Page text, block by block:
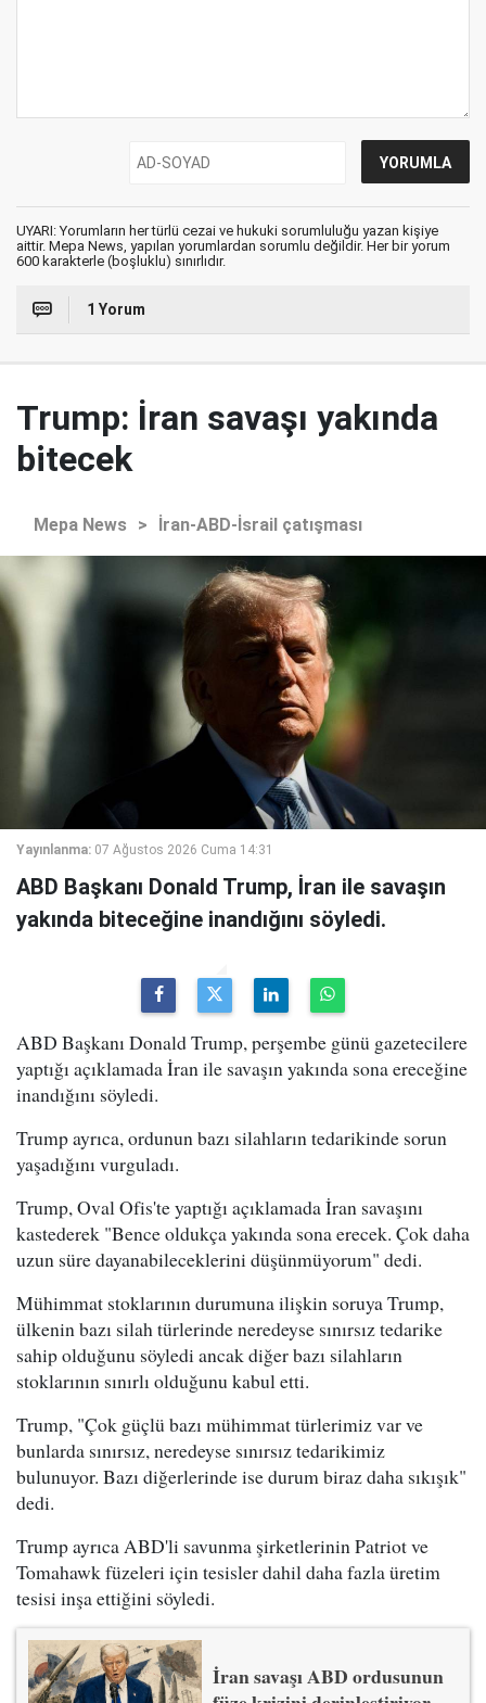
UYARI: Yorumların her türlü cezai ve hukuki sorumluluğu yazan kişiye
aittir. Mepa News, yapılan yorumlardan sorumlu değildir. Her bir yorum
600 karakterle (boşluklu) sınırlıdır.
1 Yorum
Trump: İran savaşı yakında
bitecek
Mepa News > İran-ABD-İsrail çatışması
Yayınlanma: 07 Ağustos 2026 Cuma 14:31
ABD Başkanı Donald Trump, İran ile savaşın
yakında biteceğine inandığını söyledi.
ABD Başkanı Donald Trump, perşembe günü gazetecilere
yaptığı açıklamada İran ile savaşın yakında sona ereceğine
inandığını söyledi.
Trump ayrıca, ordunun bazı silahların tedarikinde sorun
yaşadığını vurguladı.
Trump, Oval Ofis'te yaptığı açıklamada İran savaşını
kastederek "Bence oldukça yakında sona erecek. Çok daha
uzun süre dayanabileceklerini düşünmüyorum" dedi.
Mühimmat stoklarının durumuna ilişkin soruya Trump,
ülkenin bazı silah türlerinde neredeyse sınırsız tedarike
sahip olduğunu söyledi ancak diğer bazı silahların
stoklarının sınırlı olduğunu kabul etti.
Trump, "Çok güçlü bazı mühimmat türlerimiz var ve
bunlarda sınırsız, neredeyse sınırsız tedarikimiz
bulunuyor. Bazı diğerlerinde ise durum biraz daha sıkışık"
dedi.
Trump ayrıca ABD'li savunma şirketlerinin Patriot ve
Tomahawk füzeleri için tesisler dahil daha fazla üretim
tesisi inşa ettiğini söyledi.
İran savaşı ABD ordusunun